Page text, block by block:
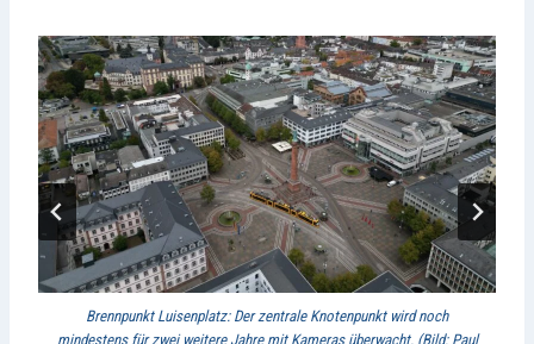
Brennpunkt Luisenplatz: Der zentrale Knotenpunkt wird noch
mindestens für zwei weitere Jahre mit Kameras überwacht. (Bild: Paul